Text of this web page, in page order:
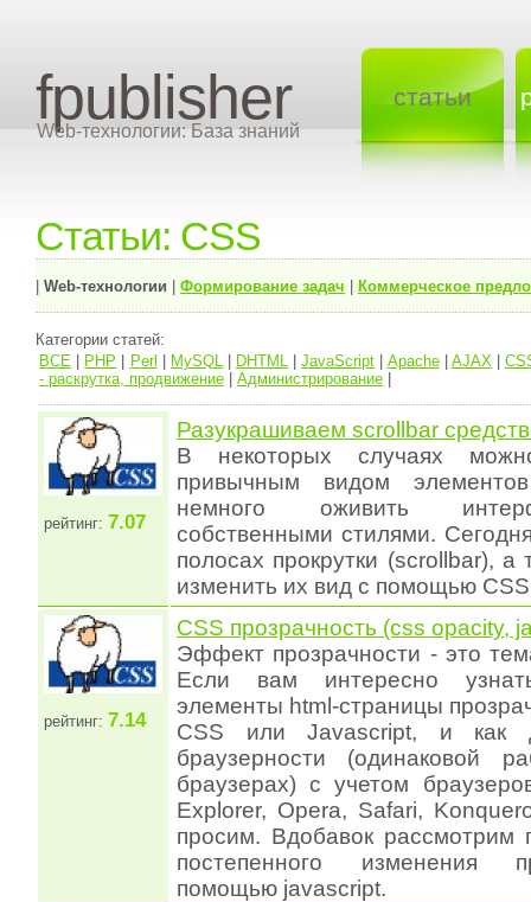
fpublisher
Web-технологии: База знаний
статьи
Статьи: CSS
Web-технологии Формирование задач Коммерческое
Категории статей:
ВСЕ
PHP Perl MySQL| DHTML |JavaScript Apache| AJAX|
- раскрутка, продвижение
Администрирование
рейтинг: 7.07
Разукрашиваем scrollbar
В некоторых случаях
привычным видом
немного оживить
собственными стилями.
полосах прокрутки (scrollbar), а
изменить их вид с помощью
рейтинг: 7.14
CSS прозрачность (css opacity,
Эффект прозрачности - это
Если вам интересно
элементы html-страницы
CSS или Javascript, и как
браузерности (одинаковой
браузерах) с учетом
Explorer, Opera, Safari,
просим. Вдобавок рассмотрим
постепенного изменения
помощью javascript.